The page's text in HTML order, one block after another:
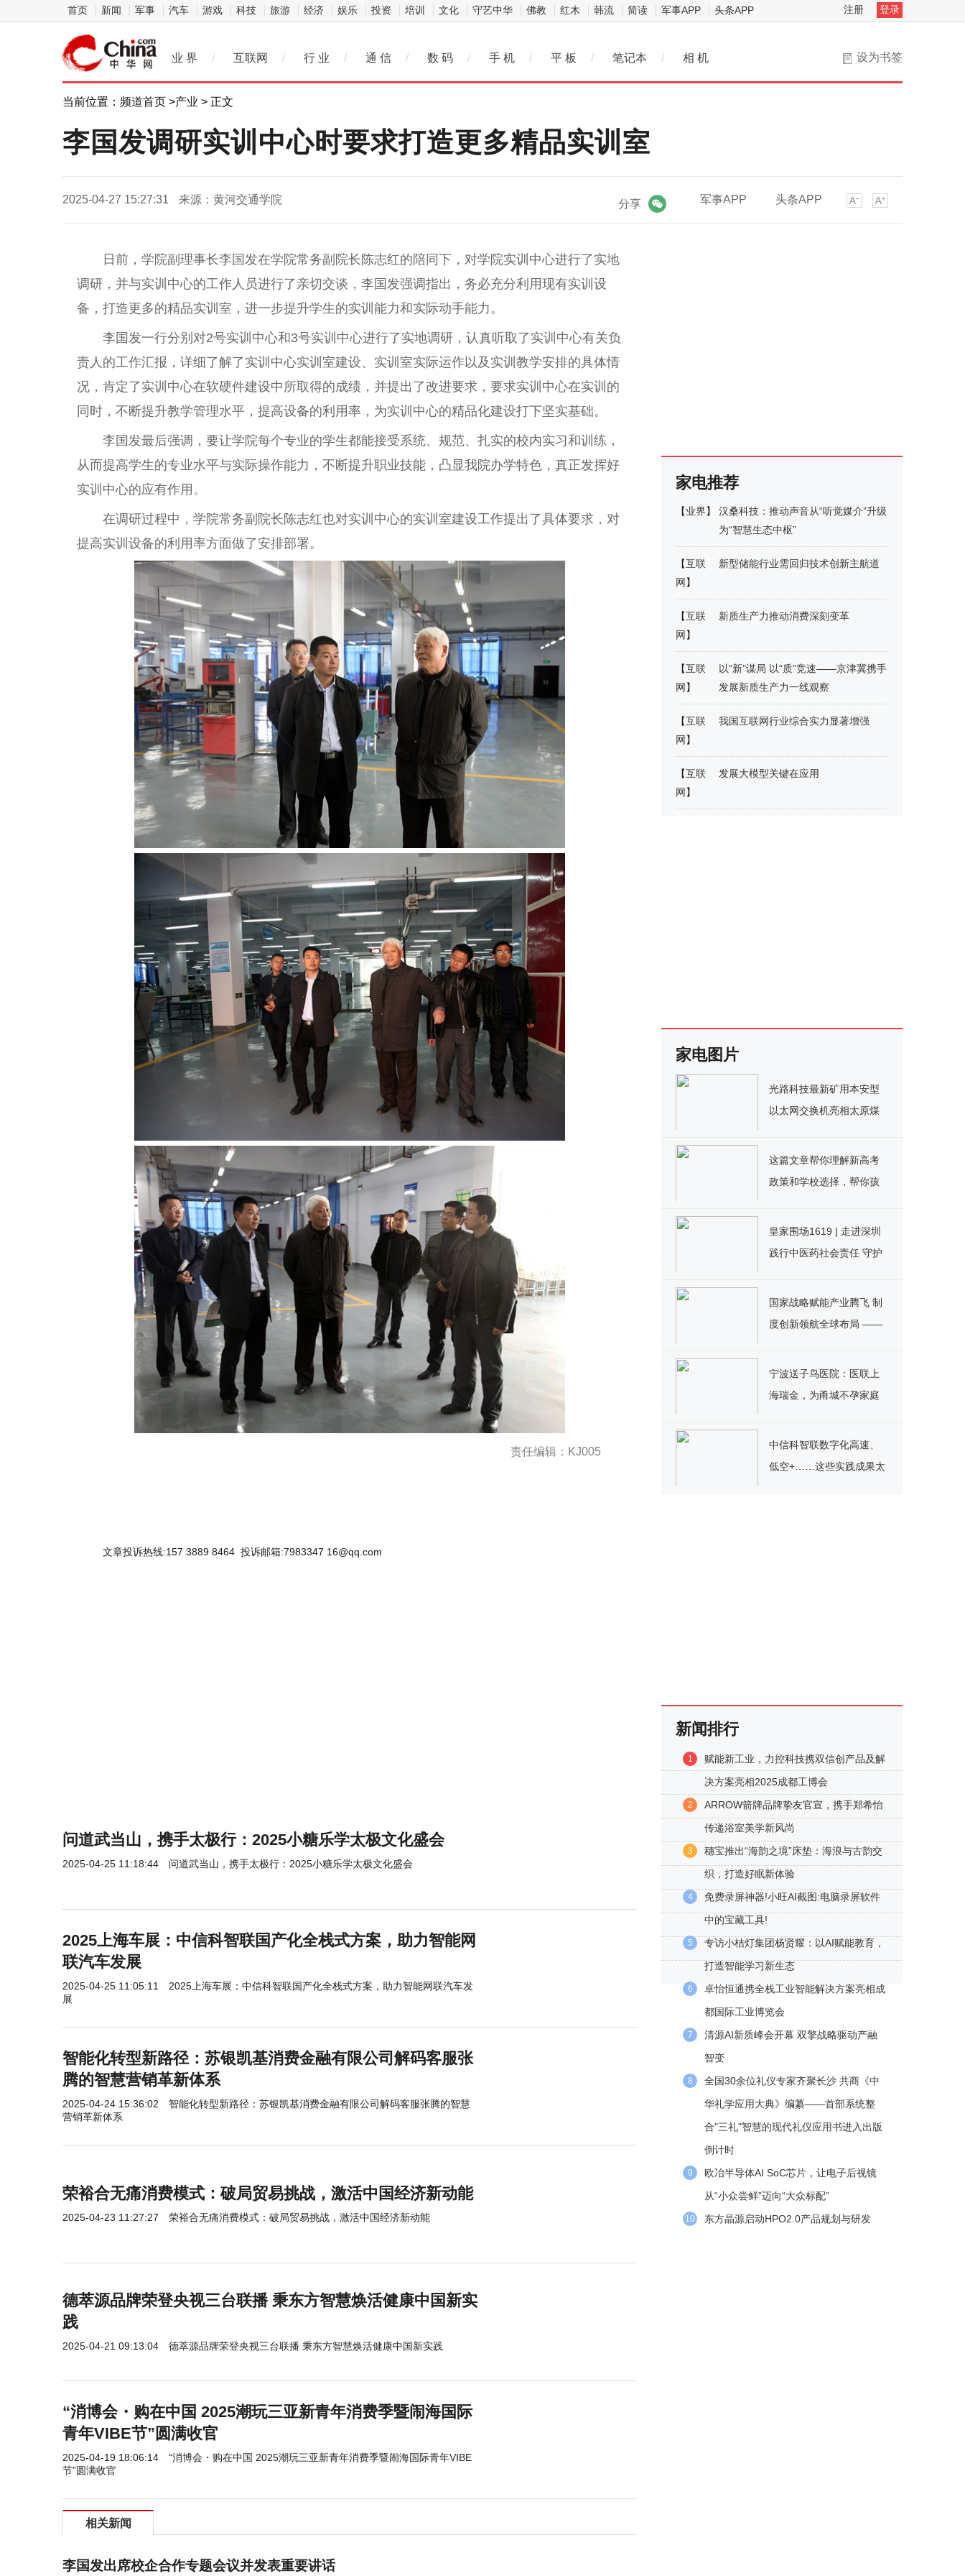
首页 新闻 军事 汽车 游戏 科技 旅游 经济 娱乐 投资 培训 文化 守艺中华 佛教 红木 韩流 简读 军事APP 头条APP 注册 登录
设为书签
业 界 / 互联网 / 行 业 / 通 信 / 数 码 / 手 机 / 平 板 / 笔记本 / 相 机
当前位置： 频道首页 >产业 > 正文
李国发调研实训中心时要求打造更多精品实训室
2025-04-27 15:27:31 来源：黄河交通学院 军事APP 头条APP
分享
日前，学院副理事长李国发在学院常务副院长陈志红的陪同下，对学院实训中心进行了实地
调研，并与实训中心的工作人员进行了亲切交谈，李国发强调指出，务必充分利用现有实训设
备，打造更多的精品实训室，进一步提升学生的实训能力和实际动手能力。
李国发一行分别对2号实训中心和3号实训中心进行了实地调研，认真听取了实训中心有关负
责人的工作汇报，详细了解了实训中心实训室建设、实训室实际运作以及实训教学安排的具体情
况，肯定了实训中心在软硬件建设中所取得的成绩，并提出了改进要求，要求实训中心在实训的
同时，不断提升教学管理水平，提高设备的利用率，为实训中心的精品化建设打下坚实基础。
李国发最后强调，要让学院每个专业的学生都能接受系统、规范、扎实的校内实习和训练，
从而提高学生的专业水平与实际操作能力，不断提升职业技能，凸显我院办学特色，真正发挥好
实训中心的应有作用。
在调研过程中，学院常务副院长陈志红也对实训中心的实训室建设工作提出了具体要求，对
提高实训设备的利用率方面做了安排部署。
责任编辑：KJ005
文章投诉热线:157 3889 8464 投诉邮箱:7983347 16@qq.com
问道武当山，携手太极行：2025小糖乐学太极文化盛会
2025-04-25 11:18:44 问道武当山，携手太极行：2025小糖乐学太极文化盛会
2025上海车展：中信科智联国产化全栈式方案，助力智能网
联汽车发展
2025-04-25 11:05:11
2025上海车展：中信科智联国产化全栈式方案，助力智能网联汽车发
展
智能化转型新路径：苏银凯基消费金融有限公司解码客服张
腾的智慧营销革新体系
2025-04-24 15:36:02
智能化转型新路径：苏银凯基消费金融有限公司解码客服张腾的智慧
营销革新体系
荣裕合无痛消费模式：破局贸易挑战，激活中国经济新动能
2025-04-23 11:27:27 荣裕合无痛消费模式：破局贸易挑战，激活中国经济新动能
德萃源品牌荣登央视三台联播 秉东方智慧焕活健康中国新实
践
2025-04-21 09:13:04 德萃源品牌荣登央视三台联播 秉东方智慧焕活健康中国新实践
“消博会・购在中国 2025潮玩三亚新青年消费季暨闹海国际
青年VIBE节”圆满收官
2025-04-19 18:06:14
“消博会・购在中国 2025潮玩三亚新青年消费季暨闹海国际青年VIBE
节”圆满收官
相关新闻
李国发出席校企合作专题会议并发表重要讲话
家电推荐
【业界】
汉桑科技：推动声音从“听觉媒介”升级
为“智慧生态中枢”
【互联
网 】
新型储能行业需回归技术创新主航道
【互联
网 】
新质生产力推动消费深刻变革
【互联
网 】
以“新”谋局 以“质”竞速——京津冀携手
发展新质生产力一线观察
【互联
网 】
我国互联网行业综合实力显著增强
【互联
网 】
发展大模型关键在应用
家电图片
光路科技最新矿用本安型
以太网交换机亮相太原煤
这篇文章帮你理解新高考
政策和学校选择，帮你孩
学校！
皇家围场1619 | 走进深圳
践行中医药社会责任 守护
国家战略赋能产业腾飞 制
度创新领航全球布局 ——
际全球大会背后的中国创
新密码
宁波送子鸟医院：医联上
海瑞金，为甬城不孕家庭
中信科智联数字化高速、
低空+……这些实践成果太
新闻排行
1
赋能新工业，力控科技携双信创产品及解
决方案亮相2025成都工博会
2
ARROW箭牌品牌挚友官宣，携手郑希怡
传递浴室美学新风尚
3
穗宝推出“海韵之境”床垫：海浪与古韵交
织，打造好眠新体验
4
免费录屏神器!小旺AI截图:电脑录屏软件
中的宝藏工具!
5
专访小桔灯集团杨贤耀：以AI赋能教育，
打造智能学习新生态
6
卓怡恒通携全栈工业智能解决方案亮相成
都国际工业博览会
7
清源AI新质峰会开幕 双擎战略驱动产融
智变
8
全国30余位礼仪专家齐聚长沙 共商《中
华礼学应用大典》编纂——首部系统整
合"三礼"智慧的现代礼仪应用书进入出版
倒计时
9
欧冶半导体AI SoC芯片，让电子后视镜
从“小众尝鲜”迈向“大众标配”
10 东方晶源启动HPO2.0产品规划与研发